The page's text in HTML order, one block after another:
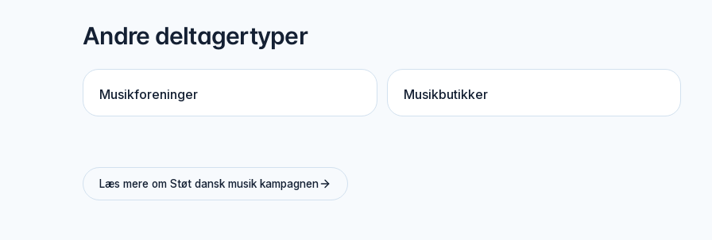
Andre deltagertyper
Musikforeninger Musikbutikker
Læs mere om Støt dansk musik kampagnen